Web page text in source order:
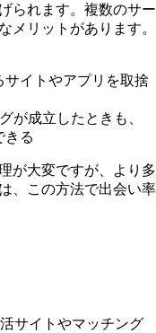
られます。複数のサー
メリットがあります。
イトやアプリを取捨
が成立したときも、
きる
が大変ですが、より多
、この方法で出会い率
サイトやマッチング